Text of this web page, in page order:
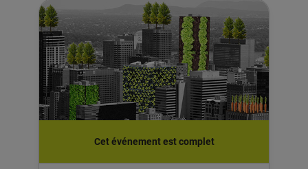
Cet événement est complet